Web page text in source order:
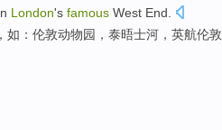
London's famous West End.
， 如 ： 伦敦动物园 ， 泰晤士河 ，英航伦敦